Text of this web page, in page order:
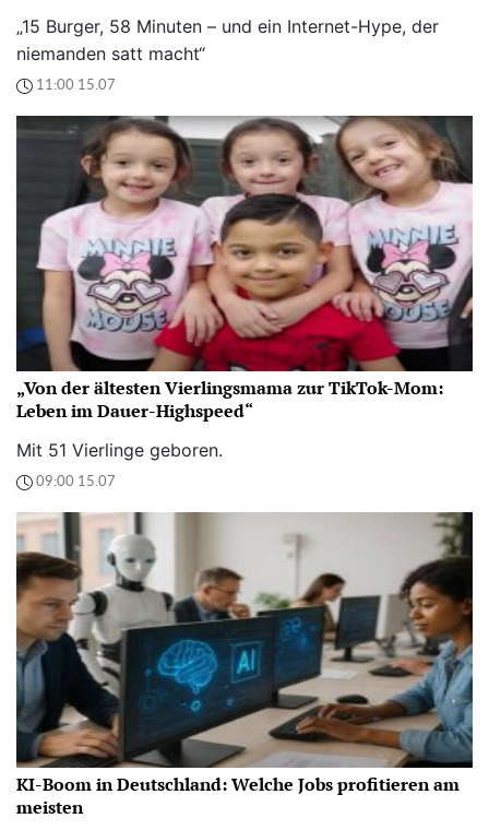
„15 Burger, 58 Minuten – und ein Internet-Hype, der
niemanden satt macht“
11:00 15.07
„Von der ältesten Vierlingsmama zur TikTok-Mom:
Leben im Dauer-Highspeed“
Mit 51 Vierlinge geboren.
09:00 15.07
KI-Boom in Deutschland: Welche Jobs profitieren am
meisten